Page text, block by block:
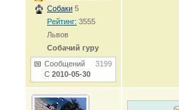
Собаки 5
Рейтинг: 3555
Львов
Собачий гуру
Сообщений 3199
С 2010-05-30